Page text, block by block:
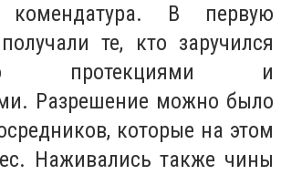
комендатура. В первую
те, кто заручился
протекциями и
Разрешение можно было
которые на этом
Наживались также чины